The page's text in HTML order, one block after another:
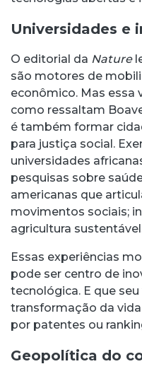
Universidades e
O editorial da Nature
são motores de
econômico. Mas essa
como ressaltam
é também formar
para justiça social.
universidades
pesquisas sobre
americanas que
movimentos sociais;
agricultura
Essas experiências
pode ser centro de
tecnológica. E que
transformação da
por patentes ou
Geopolítica do